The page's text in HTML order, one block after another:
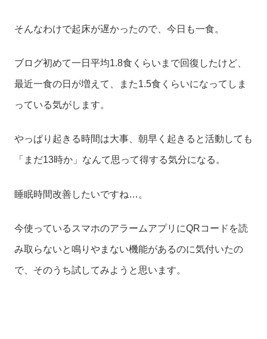
そんなわけで起床が遅かったので、今日も一食。
ブログ初めて一日平均1.8食くらいまで回復したけど、
最近一食の日が増えて、また1.5食くらいになってしま
っている気がします。
やっぱり起きる時間は大事、朝早く起きると活動しても
「まだ13時か」なんて思って得する気分になる。
睡眠時間改善したいですね…。
今使っているスマホのアラームアプリにQRコードを読
み取らないと鳴りやまない機能があるのに気付いたの
で、そのうち試してみようと思います。